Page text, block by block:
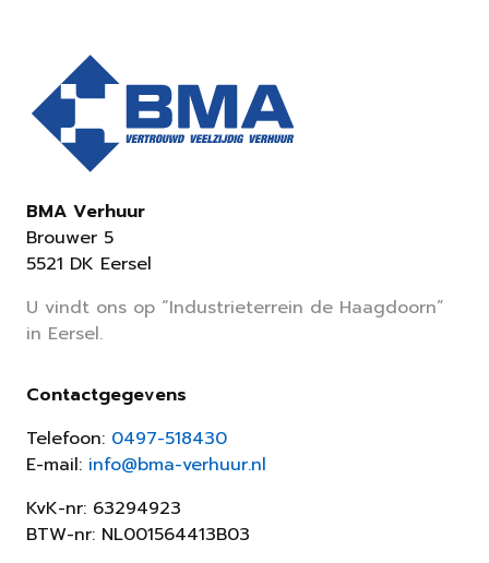
BMA Verhuur
Brouwer 5
5521 DK Eersel
U vindt ons op “Industrieterrein de Haagdoorn”
in Eersel.
Contactgegevens
Telefoon: 0497-518430
E-mail: info@bma-verhuur.nl
KvK-nr: 63294923
BTW-nr: NL001564413B03